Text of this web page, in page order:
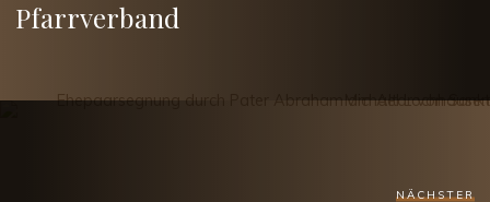
Pfarrverband
NÄCHSTER